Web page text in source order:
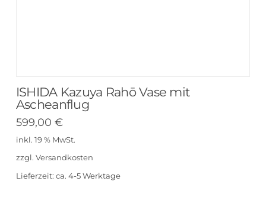
ISHIDA Kazuya Rahō Vase mit
Ascheanflug
599,00 €
inkl. 19 % MwSt.
zzgl. Versandkosten
Lieferzeit: ca. 4-5 Werktage